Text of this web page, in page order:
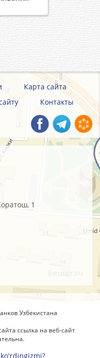
Карта сайта
Контакты
1
Узбекистана
ссылка на веб-сайт